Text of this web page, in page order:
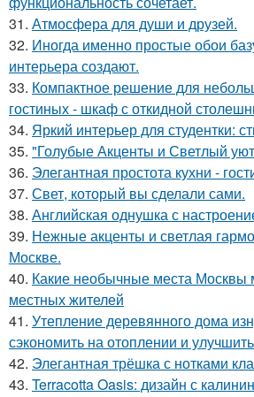
31. Атмосфера для души и друзей.
32. Иногда именно простые обои
интерьера создают.
33. Компактное решение для
гостиных - шкаф с откидной
34. Яркий интерьер для студентки:
35. "Голубые Акценты и Светлый
36. Элегантная простота кухни -
37. Свет, который вы сделали сами.
38. Английская однушка с
39. Нежные акценты и светлая
Москве.
40. Какие необычные места Москвы
местных жителей
41. Утепление деревянного дома
сэкономить на отоплении и
42. Элегантная трёшка с нотками
43. Terracotta Oasis: дизайн с